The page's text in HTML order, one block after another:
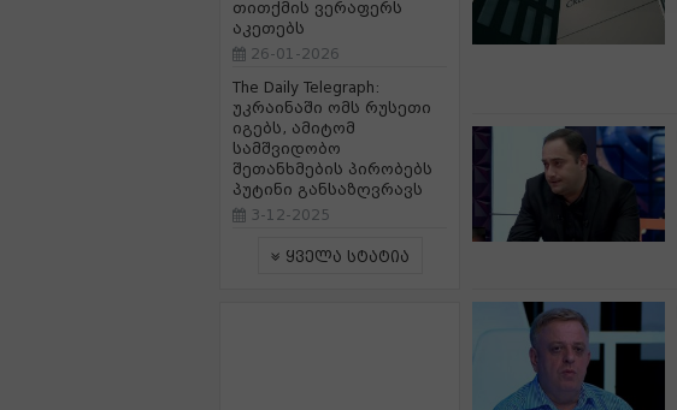
თითქმის ვერაფერს
აკეთებს
26-01-2026
The Daily Telegraph:
უკრაინაში ომს რუსეთი
იგებს, ამიტომ
სამშვიდობო
შეთანხმების პირობებს
პუტინი განსაზღვრავს
3-12-2025
ყველა სტატია